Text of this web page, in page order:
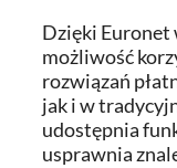
Dzięki Euronet
możliwość
rozwiązań
jak i w
udostępnia
usprawnia